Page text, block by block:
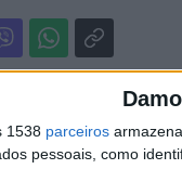
1538 parceiros
pessoais, como